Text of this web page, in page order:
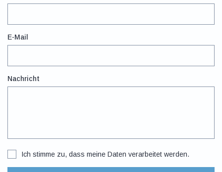
E-Mail
Nachricht
Ich stimme zu, dass meine Daten verarbeitet werden.